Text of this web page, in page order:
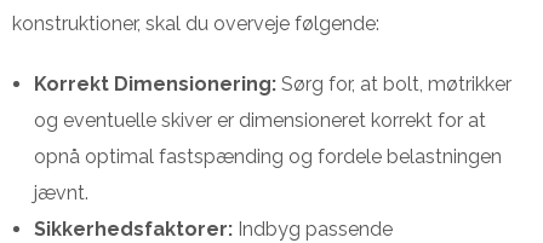
konstruktioner, skal du overveje følgende:
Korrekt Dimensionering: Sørg for, at bolt, møtrikker
og eventuelle skiver er dimensioneret korrekt for at
opnå optimal fastspænding og fordele belastningen
jævnt.
Sikkerhedsfaktorer: Indbyg passende